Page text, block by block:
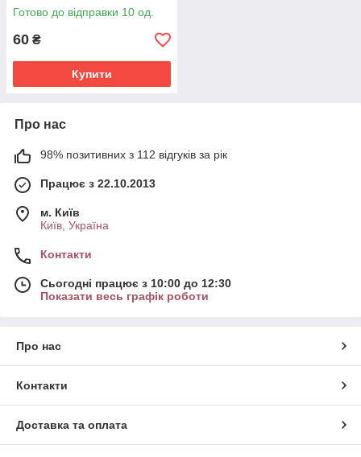
Готово до відправки 10 од.
60 ₴
Купити
Про нас
98% позитивних з 112 відгуків за рік
Працює з 22.10.2013
м. Київ
Київ, Україна
Контакти
Сьогодні працює з 10:00 до 12:30
Показати весь графік роботи
Про нас
Контакти
Доставка та оплата